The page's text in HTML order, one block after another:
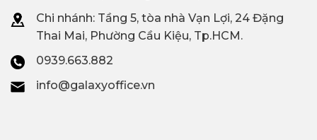
Chi nhánh: Tầng 5, tòa nhà Vạn Lợi, 24 Đặng
Thai Mai, Phường Cầu Kiệu, Tp.HCM.
0939.663.882
info@galaxyoffice.vn